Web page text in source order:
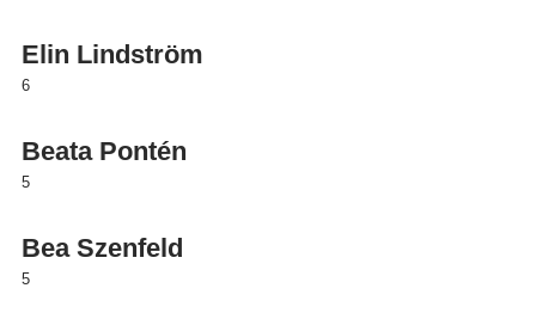
Elin Lindström
6
Beata Pontén
5
Bea Szenfeld
5